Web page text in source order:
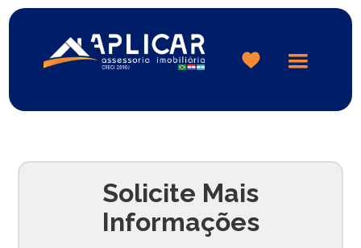
Solicite Mais
Informações